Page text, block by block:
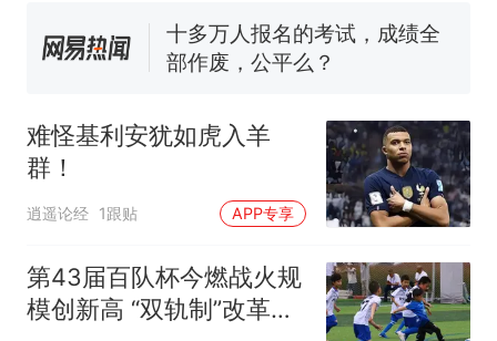
“不建议大家买深色蛋糕”上热
搜，网友：天塌了！
因老师一句“跟我回家”改写了
人生
难怪基利安犹如虎入羊
群！
逍遥论经 1跟贴 APP专享
第43届百队杯今燃战火规
模创新高 “双轨制”改革为